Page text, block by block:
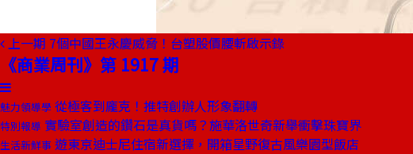
上一期 7個中國王永慶威脅！台塑股價腰斬啟示錄
《商業周刊》第 1917 期
魅力領導學 從極客到龐克！推特創辦人形象翻轉
特別報導 實驗室創造的鑽石是真貨嗎？施華洛世奇新舉衝擊珠寶界
生活新鮮事 遊東京迪士尼住宿新選擇，開箱星野復古風樂園型飯店